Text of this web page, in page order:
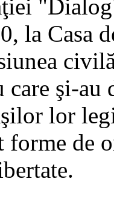
la Casa
şi-au
lor
de